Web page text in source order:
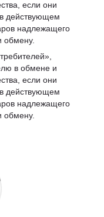
если они
действующем
надлежащего
обмену.
в обмене и
если они
действующем
надлежащего
обмену.